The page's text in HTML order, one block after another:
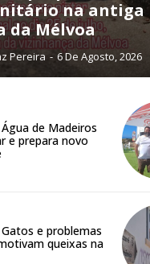
na antiga
da Mélvoa
Pereira - 6 De Agosto, 2026
Água de Madeiros
e prepara novo
Gatos e problemas
queixas na